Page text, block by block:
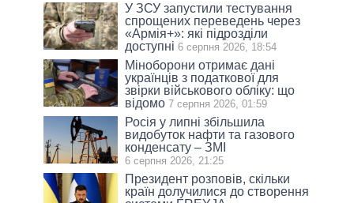
У ЗСУ запустили тестування
спрощених переведень через
«Армія+»: які підрозділи
доступні 6 серпня 2026, 18:54
Міноборони отримає дані
українців з податкової для
звірки військового обліку: що
відомо 7 серпня 2026, 01:59
Росія у липні збільшила
видобуток нафти та газового
конденсату – ЗМІ
6 серпня 2026, 21:25
Президент розповів, скільки
країн долучилися до створення